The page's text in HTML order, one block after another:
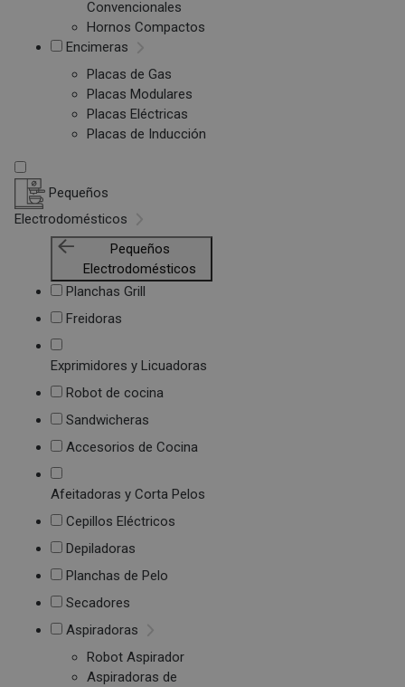
Convencionales
Hornos Compactos
Encimeras
Placas de Gas
Placas Modulares
Placas Eléctricas
Placas de Inducción
Pequeños
Electrodomésticos
Pequeños
Electrodomésticos
Planchas Grill
Freidoras
Exprimidores y Licuadoras
Robot de cocina
Sandwicheras
Accesorios de Cocina
Afeitadoras y Corta Pelos
Cepillos Eléctricos
Depiladoras
Planchas de Pelo
Secadores
Aspiradoras
Robot Aspirador
Aspiradoras de